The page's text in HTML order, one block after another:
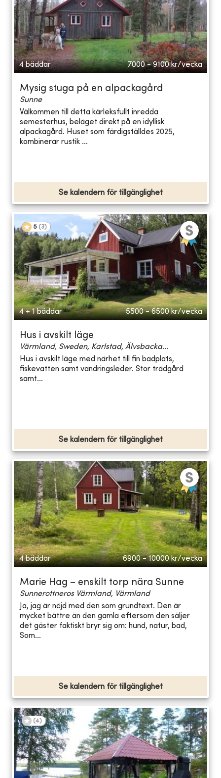
4 bäddar 7000 - 9100 kr/vecka
Mysig stuga på en alpackagård
Sunne
Välkommen till detta kärleksfullt inredda
semesterhus, beläget direkt på en idyllisk
alpackagård. Huset som färdigställdes 2025,
kombinerar rustik ...
Se kalendern för tillgänglighet
5 (3)
4 + 1 bäddar 5500 - 6500 kr/vecka
Hus i avskilt läge
Värmland, Sweden, Karlstad, Älvsbacka...
Hus i avskilt läge med närhet till fin badplats,
fiskevatten samt vandringsleder. Stor trädgård
samt...
Se kalendern för tillgänglighet
4 bäddar 6900 - 10000 kr/vecka
Marie Hag – enskilt torp nära Sunne
Sunnerottneros Värmland, Värmland
Ja, jag är nöjd med den som grundtext. Den är
mycket bättre än den gamla eftersom den säljer
det gäster faktiskt bryr sig om: hund, natur, bad,
Som...
Se kalendern för tillgänglighet
(4)